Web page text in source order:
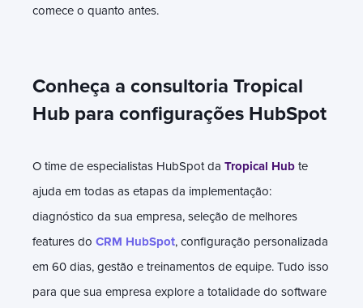
comece o quanto antes.
Conheça a consultoria Tropical
Hub para configurações HubSpot
O time de especialistas HubSpot da Tropical Hub te
ajuda em todas as etapas da implementação:
diagnóstico da sua empresa, seleção de melhores
features do CRM HubSpot, configuração personalizada
em 60 dias, gestão e treinamentos de equipe. Tudo isso
para que sua empresa explore a totalidade do software